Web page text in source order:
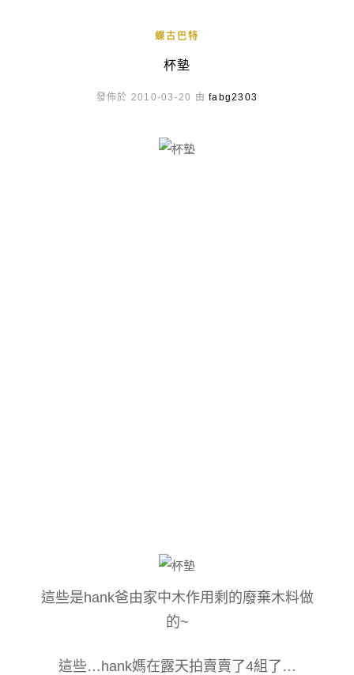
蝶古巴特
杯墊
發佈於 2010-03-20 由fabg2303
這些是hank爸由家中木作用剩的廢棄木料做
的~
這些…hank媽在露天拍賣賣了4組了…